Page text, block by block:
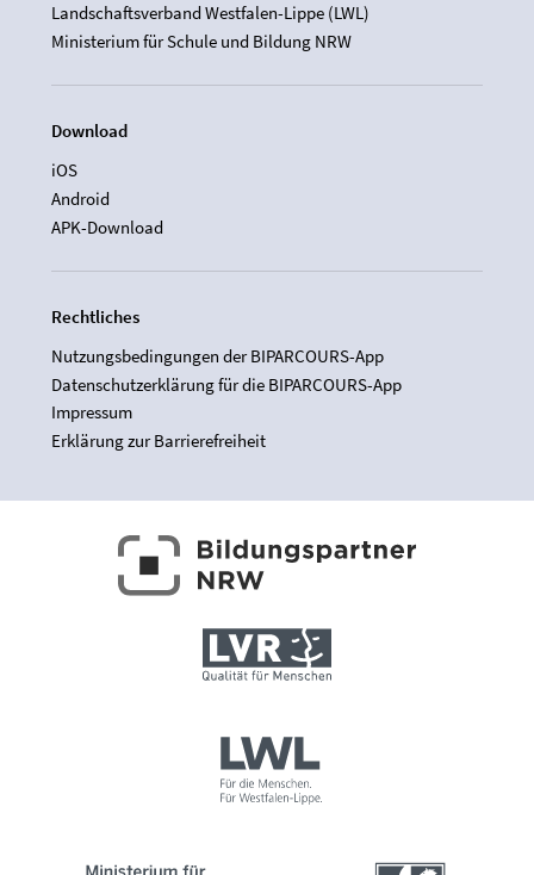
Landschaftsverband Westfalen-Lippe (LWL)
Ministerium für Schule und Bildung NRW
Download
iOS
Android
APK-Download
Rechtliches
Nutzungsbedingungen der BIPARCOURS-App
Datenschutzerklärung für die BIPARCOURS-App
Impressum
Erklärung zur Barrierefreiheit